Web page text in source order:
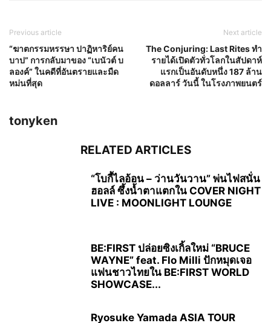
Previous article
“ฆาตกรรมหรรษา ปาฏิหาริย์คน
บาป” การกลับมาของ “เบนัวต์ บ
ลองค์” ในคดีที่อันตรายและมืด
หม่นที่สุด
Next article
The Conjuring: Last Rites ทำ
รายได้เปิดตัวทั่วโลกในสัปดาห์
แรกเป็นอันดับหนึ่ง 187 ล้าน
ดอลลาร์ วันนี้ ในโรงภาพยนตร์
tonyken
RELATED ARTICLES
“โบกี้ไลอ้อน – ว่านวันวาน” พ่นไฟสนั่น
ฮอลล์ ซึ้งน้ำตาแตกใน COVER NIGHT
LIVE : MOONLIGHT LOUNGE
BE:FIRST ปล่อยซิงเกิ้ลใหม่ “BRUCE
WAYNE” feat. Flo Milli ปักหมุดเจอ
แฟนชาวไทยใน BE:FIRST WORLD
SHOWCASE...
Ryosuke Yamada ASIA TOUR